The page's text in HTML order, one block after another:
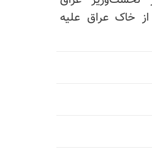
خاک عراق علیه